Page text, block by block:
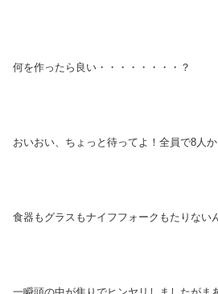
何を作ったら良い・・・・・・・・？
おいおい、ちょっと待ってよ！全員で8人か
食器もグラスもナイフフォークもたりない